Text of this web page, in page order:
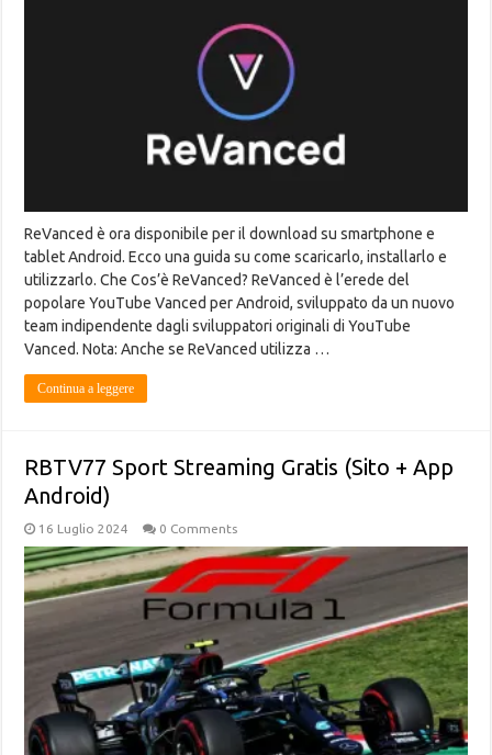
ReVanced è ora disponibile per il download su smartphone e
tablet Android. Ecco una guida su come scaricarlo, installarlo e
utilizzarlo. Che Cos’è ReVanced? ReVanced è l’erede del
popolare YouTube Vanced per Android, sviluppato da un nuovo
team indipendente dagli sviluppatori originali di YouTube
Vanced. Nota: Anche se ReVanced utilizza …
Continua a leggere
RBTV77 Sport Streaming Gratis (Sito + App
Android)
16 Luglio 2024 0 Comments